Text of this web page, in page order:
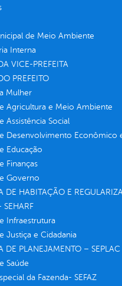
de Meio Ambiente
Interna
VICE-PREFEITA
PREFEITO
Mulher
Agricultura e Meio Ambiente
Assistência Social
Desenvolvimento Econômico
Educação
Finanças
Governo
DE HABITAÇÃO E
SEHARF
Infraestrutura
Justiça e Cidadania
DE PLANEJAMENTO – SEPLAC
Saúde
da Fazenda- SEFAZ